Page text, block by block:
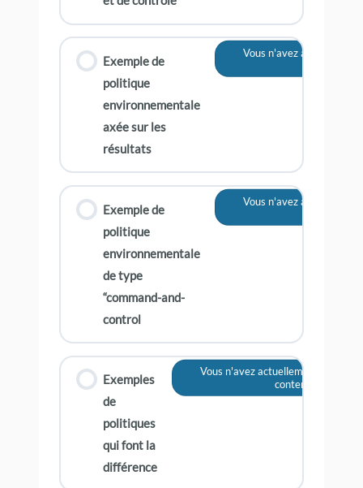
Exemple de
politique
environnementale
axée sur les
résultats
Vous n'avez actuellement
Exemple de
politique
environnementale
de type
“command-and-
control
Vous n'avez actuellement
Exemples
de
politiques
qui font la
différence
Vous n'avez actuellement pas
contenu